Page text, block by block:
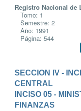
Registro Nacional de
Tomo: 1
Semestre: 2
Año: 1991
Página: 544
SECCION IV -
CENTRAL
INCISO 05 -
FINANZAS